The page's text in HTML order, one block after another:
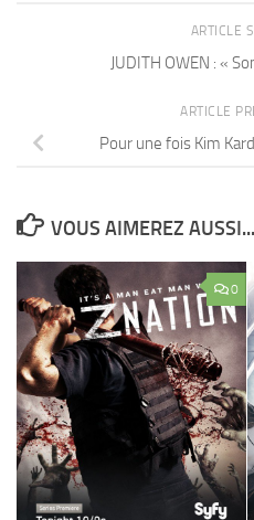
ARTICLE
JUDITH OWEN : «
ARTICLE
Pour une fois Kim
VOUS AIMEREZ AUSSI...
0